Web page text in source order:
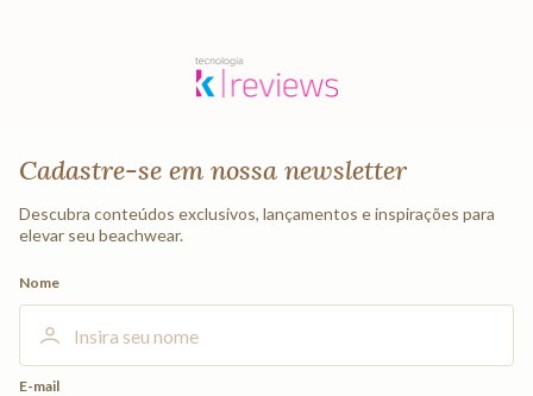
Cadastre-se em nossa newsletter
Descubra conteúdos exclusivos, lançamentos e inspirações para
elevar seu beachwear.
Nome
E-mail